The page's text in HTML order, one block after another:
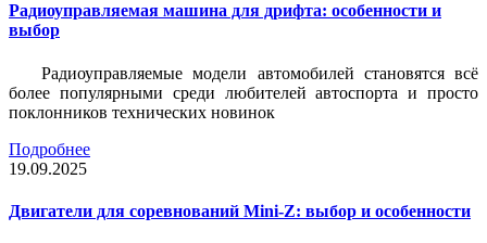
Радиоуправляемая машина для дрифта: особенности и
выбор
Радиоуправляемые модели автомобилей становятся всё
более популярными среди любителей автоспорта и просто
поклонников технических новинок
Подробнее
19.09.2025
Двигатели для соревнований Mini-Z: выбор и особенности